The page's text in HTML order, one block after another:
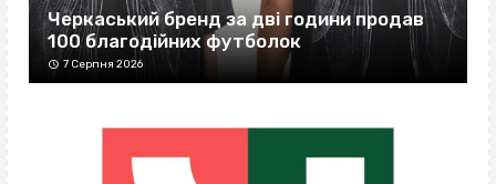
Черкаський бренд за дві години продав
100 благодійних футболок
7 Серпня 2026